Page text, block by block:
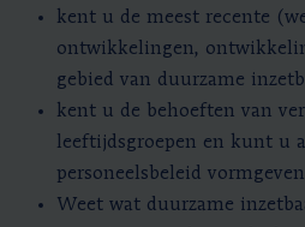
kent u de meest recente
ontwikkelingen,
gebied van duurzame
kent u de behoeften van
leeftijdsgroepen en kunt u
personeelsbeleid vormgeven
Weet wat duurzame